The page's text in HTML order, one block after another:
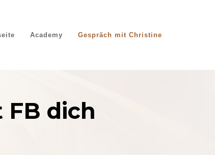
Academy Gespräch mit Christine
FB dich